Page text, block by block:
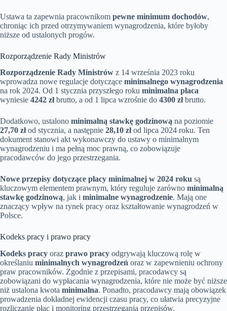
Ustawa ta zapewnia pracownikom pewne minimum dochodów,
chroniąc ich przed otrzymywaniem wynagrodzenia, które byłoby
niższe od ustalonych progów.
Rozporządzenie Rady Ministrów
Rozporządzenie Rady Ministrów z 14 września 2023 roku
wprowadza nowe regulacje dotyczące minimalnego wynagrodzenia
na rok 2024. Od 1 stycznia przyszłego roku minimalna płaca
wyniesie 4242 złbrutto, a od 1 lipca wzrośnie do 4300 złbrutto.
Dodatkowo, ustalono minimalną stawkę godzinową na poziomie
27,70 złod stycznia, a następnie 28,10 złod lipca 2024 roku. Ten
dokument stanowi akt wykonawczy do ustawy o minimalnym
wynagrodzeniu i ma pełną moc prawną, co zobowiązuje
pracodawców do jego przestrzegania.
Nowe przepisy dotyczące płacy minimalnej w 2024 roku są
kluczowym elementem prawnym, który reguluje zarówno minimalną
stawkę godzinową, jak i minimalne wynagrodzenie. Mają one
znaczący wpływ na rynek pracy oraz kształtowanie wynagrodzeń w
Polsce.
Kodeks pracy i prawo pracy
Kodeks pracy oraz prawo pracy odgrywają kluczową rolę w
określaniu minimalnych wynagrodzeń oraz w zapewnieniu ochrony
praw pracowników. Zgodnie z przepisami, pracodawcy są
zobowiązani do wypłacania wynagrodzenia, które nie może być niższe
niż ustalona kwota minimalna. Ponadto, pracodawcy mają obowiązek
prowadzenia dokładnej ewidencji czasu pracy, co ułatwia precyzyjne
rozliczanie płac i monitoring przestrzegania przepisów.